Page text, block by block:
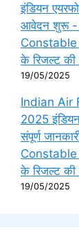
इंडियन
आवेदन शुरू -
Constable
के रिजल्ट
19/05/2025
Indian Air
2025 इंडियन
संपूर्ण
Constable
के रिजल्ट
19/05/2025